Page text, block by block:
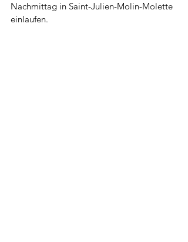
Nachmittag in Saint-Julien-Molin-Molette
einlaufen.